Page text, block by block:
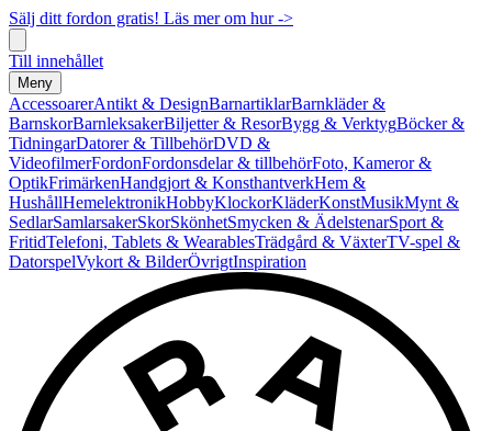
Sälj ditt fordon gratis! Läs mer om hur ->
Till innehållet
Meny
AccessoarerAntikt & DesignBarnartiklarBarnkläder &
BarnskorBarnleksakerBiljetter & ResorBygg & VerktygBöcker &
TidningarDatorer & TillbehörDVD &
VideofilmerFordonFordonsdelar & tillbehörFoto, Kameror &
OptikFrimärkenHandgjort & KonsthantverkHem &
HushållHemelektronikHobbyKlockorKläderKonstMusikMynt &
SedlarSamlarsakerSkorSkönhetSmycken & ÄdelstenarSport &
FritidTelefoni, Tablets & WearablesTrädgård & VäxterTV-spel &
DatorspelVykort & BilderÖvrigtInspiration